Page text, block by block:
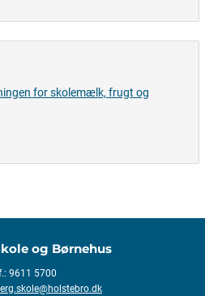
for skolemælk, frugt og
og Børnehus
9611 5700